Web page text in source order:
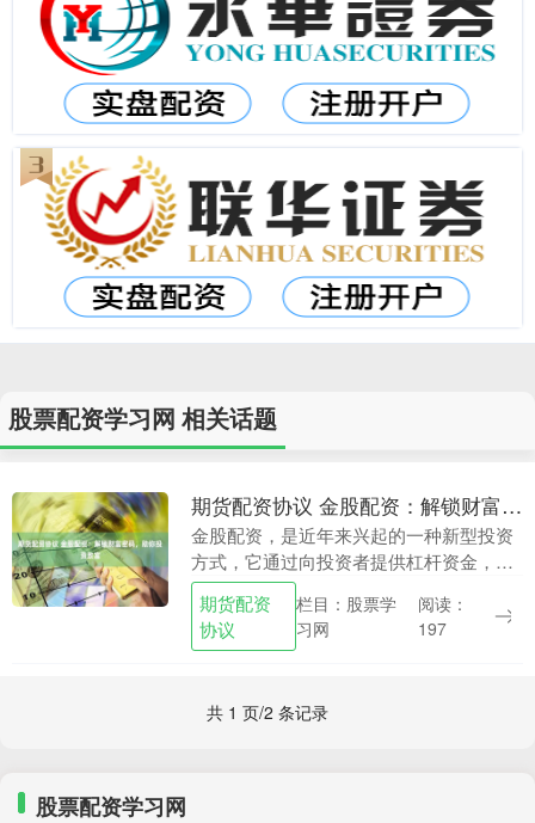
股票配资学习网 相关话题
期货配资协议 金股配资：解锁财富密码，助你投资致富
金股配资，是近年来兴起的一种新型投资
方式，它通过向投资者提供杠杆资金，放
大投资者的资金规模，从而提高投资收
益。对于资金有限的投资者来说，金股配
资无疑是一把解锁财....
期货配资
协议
栏目：股票学
习网
阅读：
197
共 1 页/2 条记录
股票配资学习网